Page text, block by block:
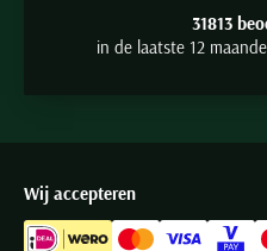
31813
in de laatste 12
Wij accepteren